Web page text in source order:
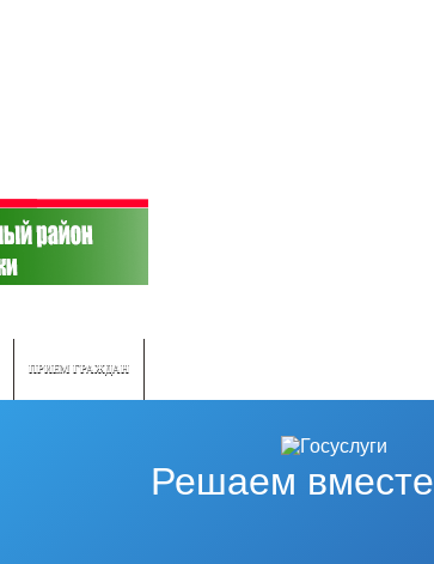
ПРИЕМ ГРАЖДАН
Решаем вместе